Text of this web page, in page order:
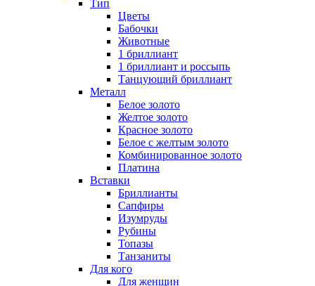
Тип
Цветы
Бабочки
Животные
1 бриллиант
1 бриллиант и россыпь
Танцующий бриллиант
Металл
Белое золото
Желтое золото
Красное золото
Белое с желтым золото
Комбинированное золото
Платина
Вставки
Бриллианты
Сапфиры
Изумруды
Рубины
Топазы
Танзаниты
Для кого
Для женщин